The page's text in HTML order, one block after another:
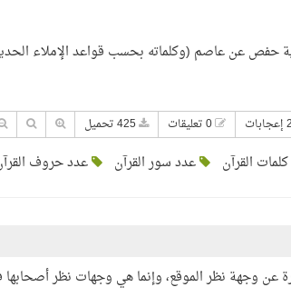
حفص عن عاصم (وكلماته بحسب قواعد الإملاء
القرآن عدد سور القرآن عدد حروف
عن وجهة نظر الموقع، وإنما هي وجهات نظر